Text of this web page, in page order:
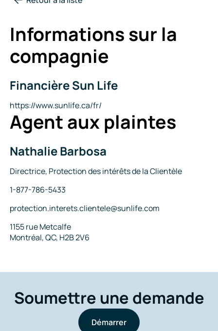
Informations sur la
compagnie
Nom
la
compagnie
Financière Sun Life
Site
Internet
https://www.sunlife.ca/fr/
Agent aux plaintes
Nom
Nathalie Barbosa
Titre
Directrice, Protection des intérêts de la Clientèle
Téléphone
1-877-786-5433
Courriel
protection.interets.clientele@sunlife.com
Adresse
1155 rue Metcalfe
Montréal, QC, H2B 2V6
Soumettre une demande
Démarrer